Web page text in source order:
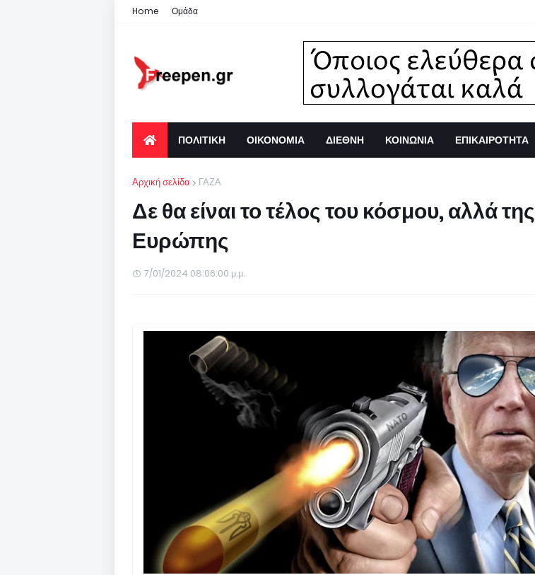
Home Ομάδα
ΠΟΛΙΤΙΚΗ ΟΙΚΟΝΟΜΙΑ ΔΙΕΘΝΗ ΚΟΙΝΩΝΙΑ ΕΠΙΚΑΙΡΟΤΗΤΑ
Αρχική σελίδα ΓΑΖΑ
Δε θα είναι το τέλος του κόσμου, αλλά της
Ευρώπης
7/01/2024 08:06:00 μ.μ.